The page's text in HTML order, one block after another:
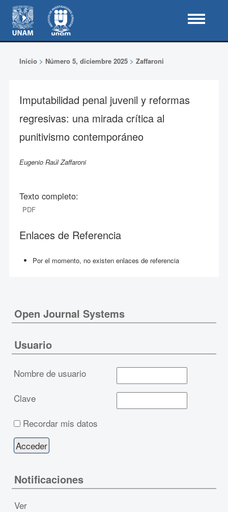
Inicio> Número 5, diciembre 2025> Zaffaroni
Imputabilidad penal juvenil y reformas
regresivas: una mirada crítica al
punitivismo contemporáneo
Eugenio Raúl Zaffaroni
Texto completo:
PDF
Enlaces de Referencia
Por el momento, no existen enlaces de referencia
Open Journal Systems
Usuario
Nombre de usuario
Clave
Recordar mis datos
Notificaciones
Ver